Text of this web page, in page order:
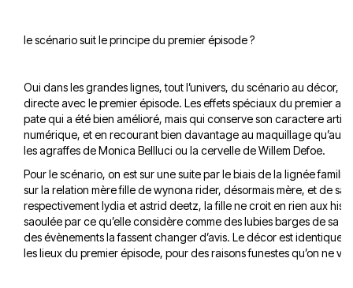
le scénario suit le principe du premier épisode ?
Oui dans les grandes lignes, tout l’univers, du scénario au décor,
directe avec le premier épisode. Les effets spéciaux du premier
pate qui a été bien amélioré, mais qui conserve son caractere
numérique, et en recourant bien davantage au maquillage qu’aux
les agraffes de Monica Bellluci ou la cervelle de Willem Defoe.
Pour le scénario, on est sur une suite par le biais de la lignée
sur la relation mère fille de wynona rider, désormais mère, et de sa
respectivement lydia et astrid deetz, la fille ne croit en rien aux
saoulée par ce qu’elle considère comme des lubies barges de sa
des évènements la fassent changer d’avis. Le décor est identique,
les lieux du premier épisode, pour des raisons funestes qu’on ne va